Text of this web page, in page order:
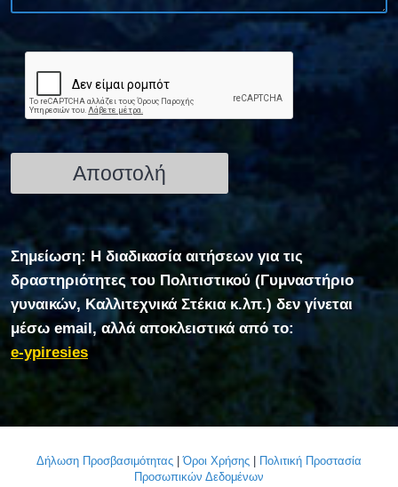
Σημείωση: Η διαδικασία αιτήσεων για τις
δραστηριότητες του Πολιτιστικού (Γυμναστήριο
γυναικών, Καλλιτεχνικά Στέκια κ.λπ.) δεν γίνεται
μέσω email, αλλά αποκλειστικά από το:
e-ypiresies
Δήλωση Προσβασιμότητας |Όροι Χρήσης
Πολιτική Προστασία
Προσωπικών Δεδομένων